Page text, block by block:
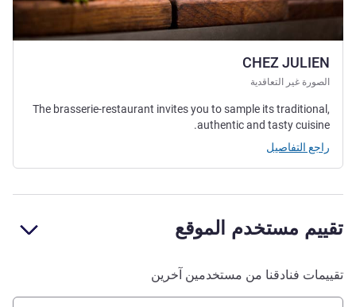
CHEZ JULIEN
الصورة غير التعاقدية
The brasserie-restaurant invites you to sample its traditional,
authentic and tasty cuisine.
راجع التفاصيل
تقييم مستخدم الموقع
تقييمات فنادقنا من مستخدمين آخرين